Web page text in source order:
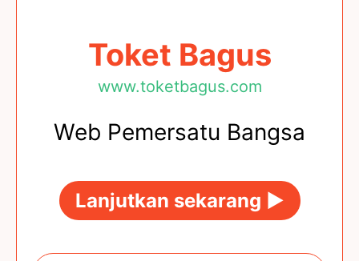
Toket Bagus
www.toketbagus.com
Web Pemersatu Bangsa
Lanjutkan sekarang ►